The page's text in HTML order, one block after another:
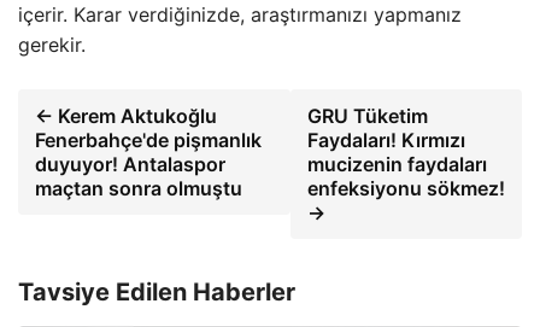
içerir. Karar verdiğinizde, araştırmanızı yapmanız
gerekir.
← Kerem Aktukoğlu
Fenerbahçe'de pişmanlık
duyuyor! Antalaspor
maçtan sonra olmuştu
GRU Tüketim
Faydaları! Kırmızı
mucizenin faydaları
enfeksiyonu sökmez!
→
Tavsiye Edilen Haberler